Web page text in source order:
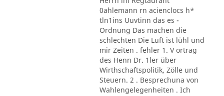
0ahlemann rn acienclocs h*
tln1ins Uuvtinn das es -
Ordnung Das machen die
schlechten Die Luft ist lühl und
mir Zeiten . fehler 1. V ortrag
des Henn Dr. 1ler über
Wirthschaftspolitik, Zölle und
Steuern. 2 . Besprechuna von
Wahlengelegenheiten . Ich